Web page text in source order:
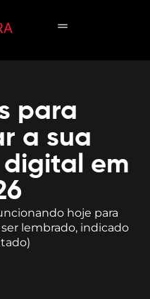
para
a sua
em
hoje para
lembrado, indicado